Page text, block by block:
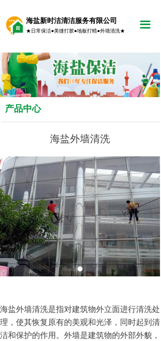
海盐新时洁清洁服务有限公司
★日常保洁●美缝打胶●地板打蜡●外墙清洗★
끀
产品中心
海盐外墙清洗
海盐外墙清洗是指对建筑物外立面进行清洗处
理，使其恢复原有的美观和光泽，同时起到清
洁和保护的作用。外墙是建筑物的外部外貌，